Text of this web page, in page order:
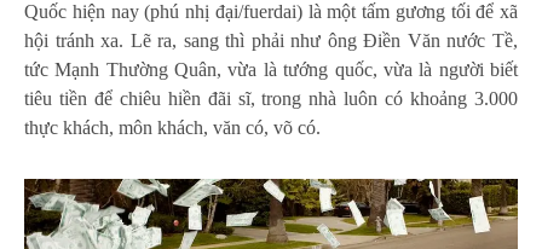
Quốc hiện nay (phú nhị đại/fuerdai) là một tấm gương tối để xã
hội tránh xa. Lẽ ra, sang thì phải như ông Điền Văn nước Tề,
tức Mạnh Thường Quân, vừa là tướng quốc, vừa là người biết
tiêu tiền để chiêu hiền đãi sĩ, trong nhà luôn có khoảng 3.000
thực khách, môn khách, văn có, võ có.